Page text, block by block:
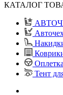
КАТАЛОГ
Тент